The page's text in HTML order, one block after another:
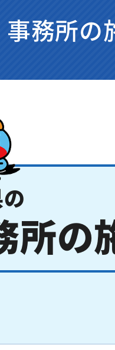
務所の
所の